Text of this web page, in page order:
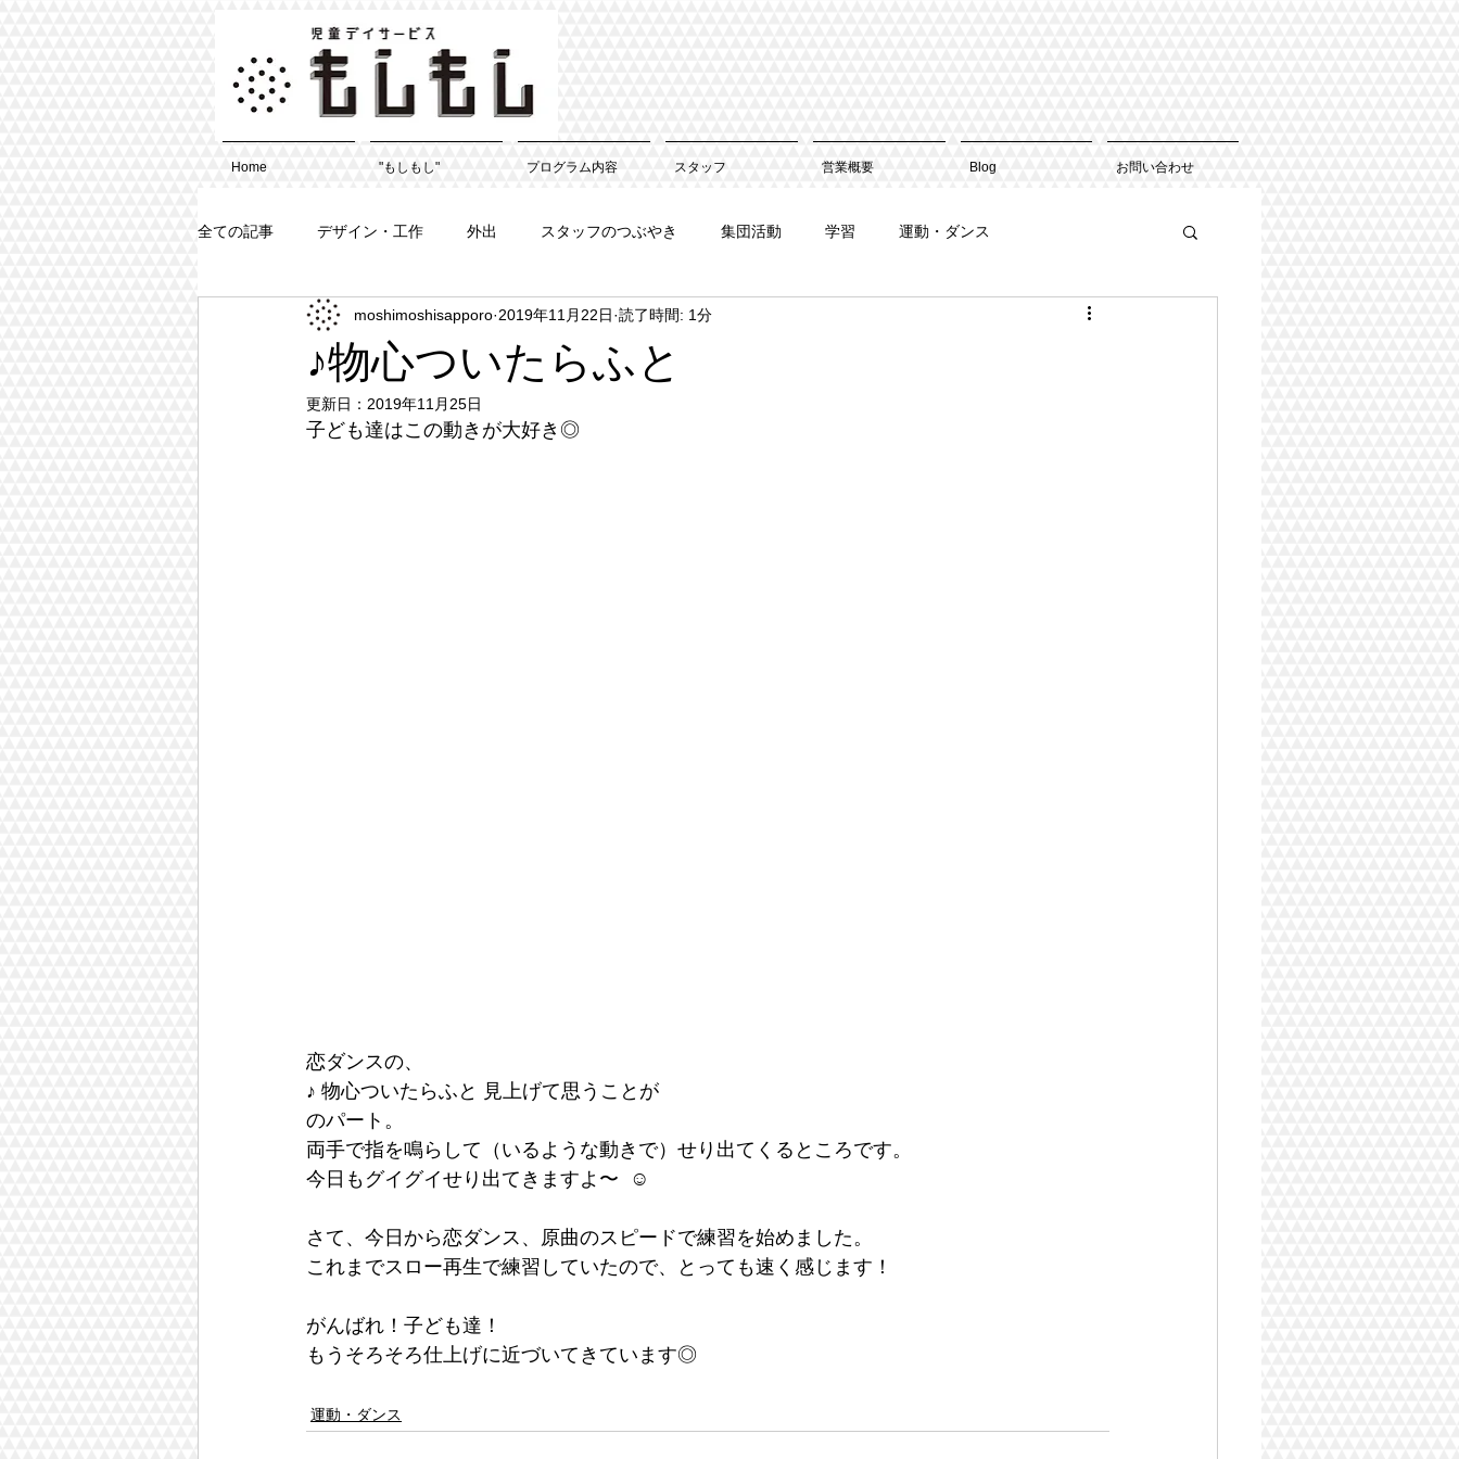
Home "もしもし" プログラム内容 スタッフ 営業概要 Blog お問い合わせ
全ての記事 デザイン・工作 外出 スタッフのつぶやき 集団活動 学習 運動・ダンス
♪物心ついたらふと
moshimoshisapporo 2019年11月22日 読了時間: 1分
更新日： 2019年11月25日
子ども達はこの動きが大好き◎
恋ダンスの、
♪ 物心ついたらふと 見上げて思うことが
のパート。
両手で指を鳴らして（いるような動きで）せり出てくるところです。
今日もグイグイせり出てきますよ〜  ☺︎
さて、今日から恋ダンス、原曲のスピードで練習を始めました。
これまでスロー再生で練習していたので、とっても速く感じます！
がんばれ！子ども達！
もうそろそろ仕上げに近づいてきています◎
運動・ダンス